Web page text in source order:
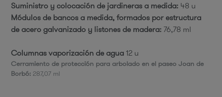
Suministro y colocación de jardineras a medida: 48 u
Módulos de bancos a medida, formados por estructura
de acero galvanizado y listones de madera:76,78 ml
Columnas vaporización de agua 12 u
Cerramiento de protección para arbolado en el paseo Joan de
Borbó: 287,07 ml